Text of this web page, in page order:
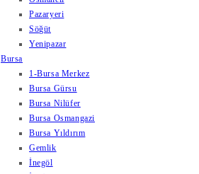
Pazaryeri
Söğüt
Yenipazar
Bursa
1-Bursa Merkez
Bursa Gürsu
Bursa Nilüfer
Bursa Osmangazi
Bursa Yıldırım
Gemlik
İnegöl